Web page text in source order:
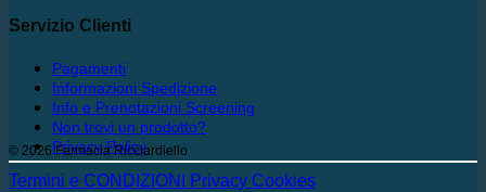
Servizio Clienti
Pagamenti
Informazioni Spedizione
Info e Prenotazioni Screening
Non trovi un prodotto?
Privacy Policy
© 2026 Farmacia Ricciardiello
Termini e CONDIZIONI Privacy Cookies